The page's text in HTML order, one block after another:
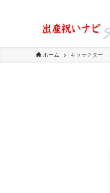
ホーム キャラクター